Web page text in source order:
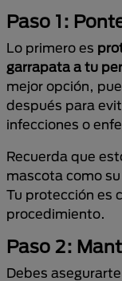
Paso 1:
Lo primero es
garrapata a tu
mejor opción,
después para
infecciones o
Recuerda que
mascota como
Tu protección es
procedimiento.
Paso 2:
Debes